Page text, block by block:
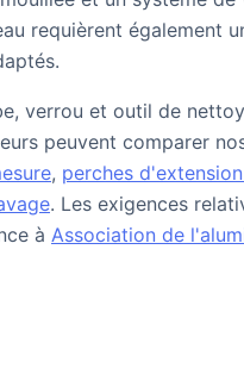
requièrent également
verrou et outil de
peuvent comparer
, perches
. Les exigences
à Association de